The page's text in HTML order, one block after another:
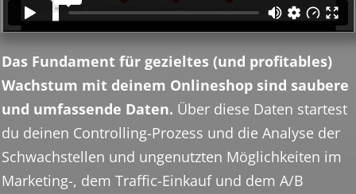
Das Fundament für gezieltes (und profitables)
Wachstum mit deinem Onlineshop sind saubere
und umfassende Daten. Über diese Daten startest
du deinen Controlling-Prozess und die Analyse der
Schwachstellen und ungenutzten Möglichkeiten im
Marketing-, dem Traffic-Einkauf und dem A/B